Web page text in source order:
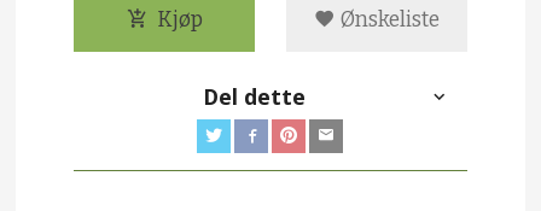
Kjøp Ønskeliste
Del dette